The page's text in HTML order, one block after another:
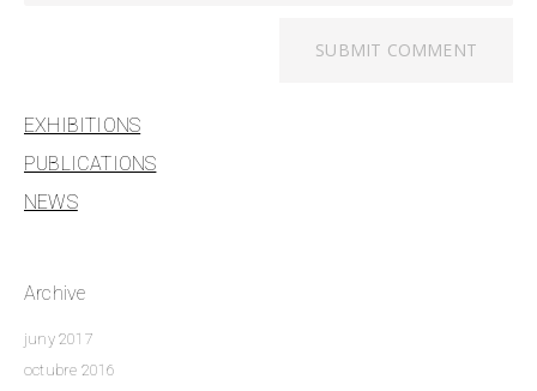
EXHIBITIONS
PUBLICATIONS
NEWS
Archive
juny 2017
octubre 2016